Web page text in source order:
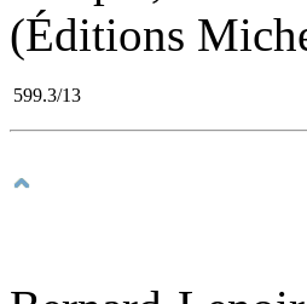
(Éditions
599.3/13